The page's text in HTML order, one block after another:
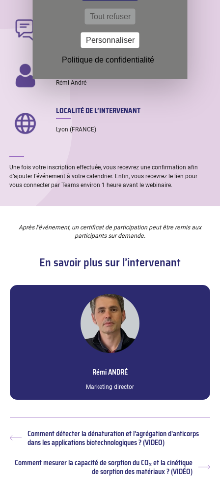
INTERVENANT
Rémi André
LOCALITÉ DE L’INTERVENANT
Lyon (FRANCE)
Une fois votre inscription effectuée, vous recevrez une confirmation afin
d’ajouter l’événement à votre calendrier. Enfin, vous recevrez le lien pour
vous connecter par Teams environ 1 heure avant le webinaire.
Après l’événement, un certificat de participation peut être remis aux
participants sur demande.
En savoir plus sur l’intervenant
RémiANDRÉ
Marketing director
Article
Comment détecter la dénaturation et l'agrégation d'anticorps
dans les applications biotechnologiques ? (VIDEO)
Comment mesurer la capacité de sorption du CO₂ et la cinétique
de sorption des matériaux ? (VIDÉO)
Tout refuser
Personnaliser
Politique de confidentialité